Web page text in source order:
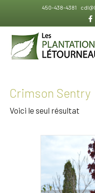
450-438-4381
Crimson Sentry
Voici le seul résultat